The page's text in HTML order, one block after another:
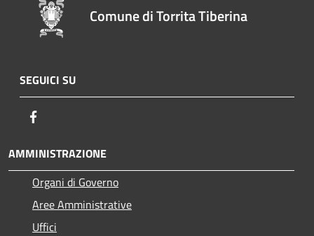
Comune di Torrita Tiberina
SEGUICI SU
AMMINISTRAZIONE
Organi di Governo
Aree Amministrative
Uffici